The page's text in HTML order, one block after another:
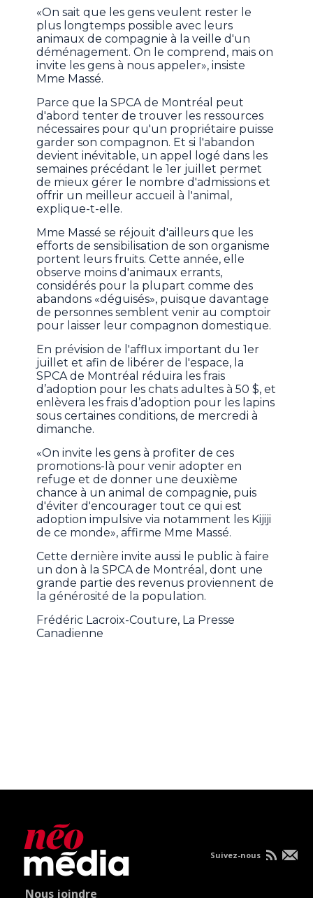
«On sait que les gens veulent rester le
plus longtemps possible avec leurs
animaux de compagnie à la veille d'un
déménagement. On le comprend, mais on
invite les gens à nous appeler», insiste
Mme Massé.
Parce que la SPCA de Montréal peut
d'abord tenter de trouver les ressources
nécessaires pour qu'un propriétaire puisse
garder son compagnon. Et si l'abandon
devient inévitable, un appel logé dans les
semaines précédant le 1er juillet permet
de mieux gérer le nombre d'admissions et
offrir un meilleur accueil à l'animal,
explique-t-elle.
Mme Massé se réjouit d'ailleurs que les
efforts de sensibilisation de son organisme
portent leurs fruits. Cette année, elle
observe moins d'animaux errants,
considérés pour la plupart comme des
abandons «déguisés», puisque davantage
de personnes semblent venir au comptoir
pour laisser leur compagnon domestique.
En prévision de l'afflux important du 1er
juillet et afin de libérer de l'espace, la
SPCA de Montréal réduira les frais
d’adoption pour les chats adultes à 50 $, et
enlèvera les frais d’adoption pour les lapins
sous certaines conditions, de mercredi à
dimanche.
«On invite les gens à profiter de ces
promotions-là pour venir adopter en
refuge et de donner une deuxième
chance à un animal de compagnie, puis
d'éviter d'encourager tout ce qui est
adoption impulsive via notamment les Kijiji
de ce monde», affirme Mme Massé.
Cette dernière invite aussi le public à faire
un don à la SPCA de Montréal, dont une
grande partie des revenus proviennent de
la générosité de la population.
Frédéric Lacroix-Couture, La Presse
Canadienne
Nous joindre
Suivez-nous